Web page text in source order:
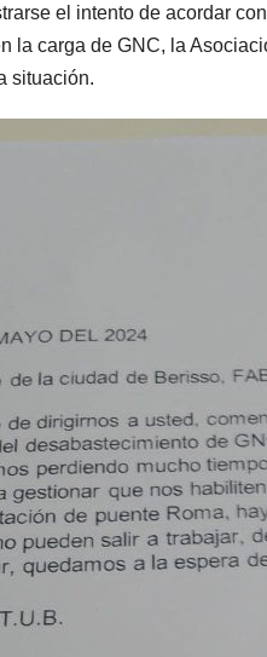
el intento de acordar
la carga de GNC, la
situación.